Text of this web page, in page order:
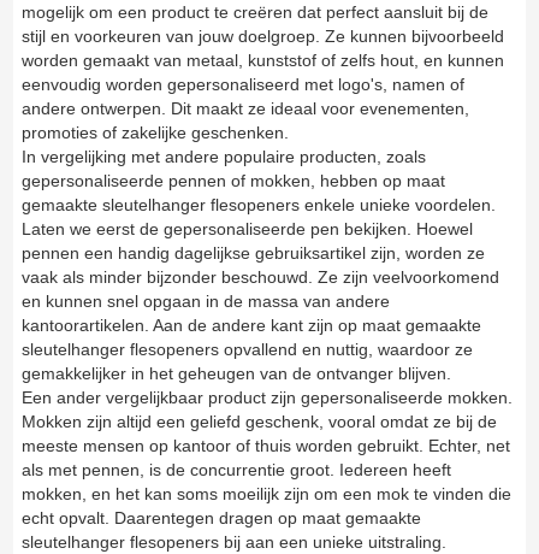
mogelijk om een product te creëren dat perfect aansluit bij de
stijl en voorkeuren van jouw doelgroep. Ze kunnen bijvoorbeeld
worden gemaakt van metaal, kunststof of zelfs hout, en kunnen
eenvoudig worden gepersonaliseerd met logo's, namen of
andere ontwerpen. Dit maakt ze ideaal voor evenementen,
promoties of zakelijke geschenken.
In vergelijking met andere populaire producten, zoals
gepersonaliseerde pennen of mokken, hebben op maat
gemaakte sleutelhanger flesopeners enkele unieke voordelen.
Laten we eerst de gepersonaliseerde pen bekijken. Hoewel
pennen een handig dagelijkse gebruiksartikel zijn, worden ze
vaak als minder bijzonder beschouwd. Ze zijn veelvoorkomend
en kunnen snel opgaan in de massa van andere
kantoorartikelen. Aan de andere kant zijn op maat gemaakte
sleutelhanger flesopeners opvallend en nuttig, waardoor ze
gemakkelijker in het geheugen van de ontvanger blijven.
Een ander vergelijkbaar product zijn gepersonaliseerde mokken.
Mokken zijn altijd een geliefd geschenk, vooral omdat ze bij de
meeste mensen op kantoor of thuis worden gebruikt. Echter, net
als met pennen, is de concurrentie groot. Iedereen heeft
mokken, en het kan soms moeilijk zijn om een mok te vinden die
echt opvalt. Daarentegen dragen op maat gemaakte
sleutelhanger flesopeners bij aan een unieke uitstraling.